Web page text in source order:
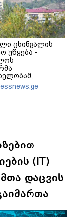
ცხინვალის
უწყება -
სახით,
აღიარა
(IT)
დაცვის